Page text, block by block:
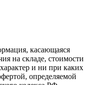
касающаяся
на складе, стоимости
и ни при каких
определяемой